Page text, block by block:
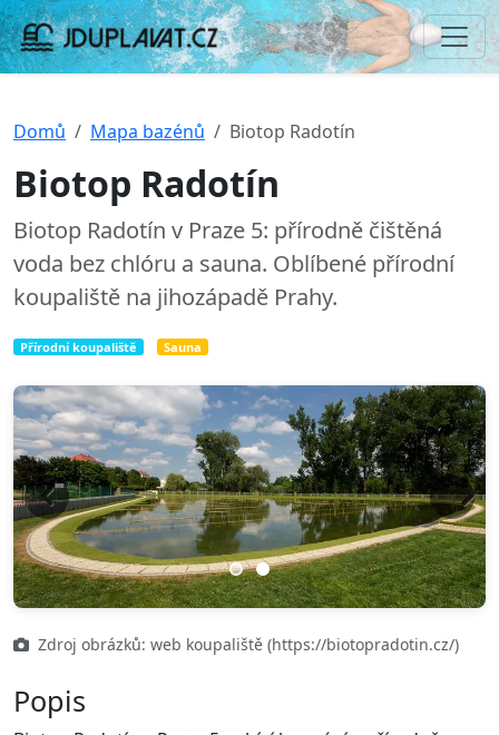
Domů Mapa bazénů Biotop Radotín
Biotop Radotín
Biotop Radotín v Praze 5: přírodně čištěná
voda bez chlóru a sauna. Oblíbené přírodní
koupaliště na jihozápadě Prahy.
Přírodní koupaliště Sauna
Previous Next
Zdroj obrázků: web koupaliště (https://biotopradotin.cz/)
Popis